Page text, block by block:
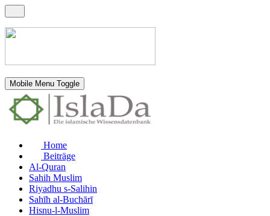
Mobile Menu Toggle
Home
Beiträge
Al-Quran
Sahih Muslim
Riyadhu s-Salihin
Sahīh al-Buchārī
Hisnu-l-Muslim